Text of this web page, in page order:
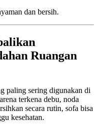
dan bersih.
Ruangan
paling sering digunakan di
terkena debu, noda
secara rutin, sofa bisa
kesehatan.